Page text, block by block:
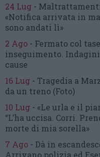
24 Lug -
«Notifica arrivata in
sono andati lì»
2 Ago - Fermato col
inseguimento.
cause
16 Lug - Tragedia a
da un treno (Foto)
10 Lug - «Le urla e il
“L’ha uccisa. Corri.
morte di mia sorella»
7 Ago - Dà in
Arrivano polizia ed